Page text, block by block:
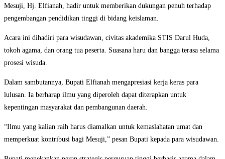
Mesuji, Hj. Elfianah, hadir untuk memberikan dukungan penuh terhadap
pengembangan pendidikan tinggi di bidang keislaman.
Acara ini dihadiri para wisudawan, civitas akademika STIS Darul Huda,
tokoh agama, dan orang tua peserta. Suasana haru dan bangga terasa selama
prosesi wisuda.
Dalam sambutannya, Bupati Elfianah mengapresiasi kerja keras para
lulusan. Ia berharap ilmu yang diperoleh dapat diterapkan untuk
kepentingan masyarakat dan pembangunan daerah.
“Ilmu yang kalian raih harus diamalkan untuk kemaslahatan umat dan
memperkuat kontribusi bagi Mesuji,” pesan Bupati kepada para wisudawan.